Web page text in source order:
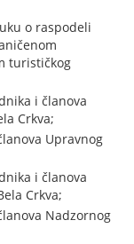
o raspodeli
turističkog
i članova
Crkva;
Upravnog
i članova
Crkva;
Nadzornog